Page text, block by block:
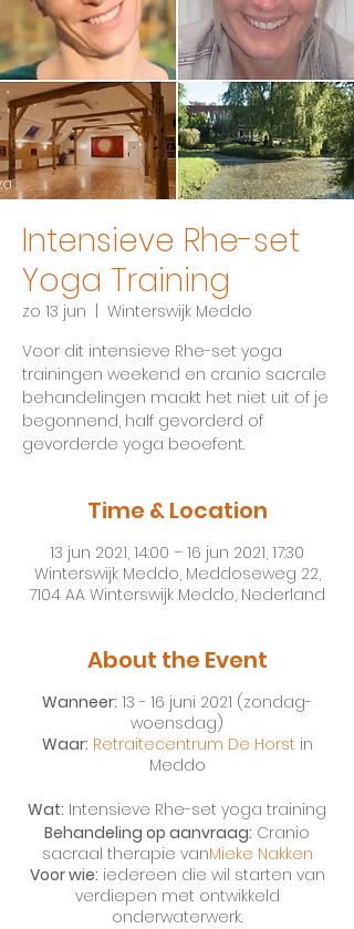
Intensieve Rhe-set
Yoga Training
zo 13 jun
Winterswijk Meddo
Voor dit intensieve Rhe-set yoga
trainingen weekend en cranio sacrale
behandelingen maakt het niet uit of je
begonnend, half gevorderd of
gevorderde yoga beoefent.
Time & Location
13 jun 2021, 14:00 – 16 jun 2021, 17:30
Winterswijk Meddo, Meddoseweg 22,
7104 AA Winterswijk Meddo, Nederland
About the Event
Wanneer: 13 - 16 juni 2021 (zondag-
woensdag)
Waar: Retraitecentrum De Horst in
Meddo
Wat: Intensieve Rhe-set yoga training
Behandeling op aanvraag: Cranio
sacraal therapie vanMieke Nakken
Voor wie: iedereen die wil starten van
verdiepen met ontwikkeld
onderwaterwerk.